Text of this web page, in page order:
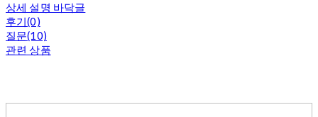
상세 설명 바닥글
후기(0)
질문(10)
관련 상품